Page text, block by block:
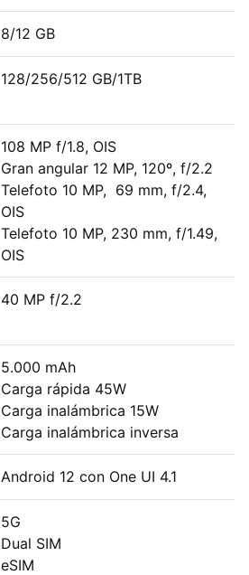
8/12 GB
128/256/512 GB/1TB
108 MP f/1.8, OIS
Gran angular 12 MP, 120º, f/2.2
Telefoto 10 MP, 69 mm, f/2.4,
OIS
Telefoto 10 MP, 230 mm, f/1.49,
OIS
40 MP f/2.2
5.000 mAh
Carga rápida 45W
Carga inalámbrica 15W
Carga inalámbrica inversa
Android 12 con One UI 4.1
5G
Dual SIM
eSIM